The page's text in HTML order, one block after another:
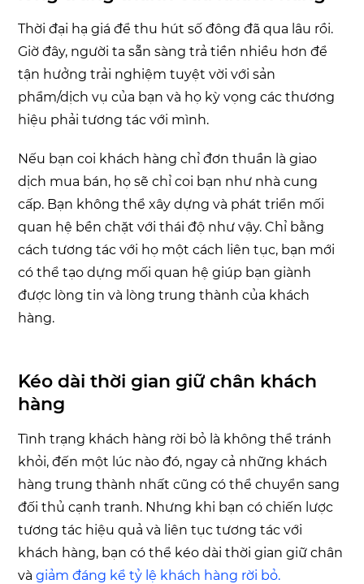
Thời đại hạ giá để thu hút số đông đã qua lâu rồi.
Giờ đây, người ta sẵn sàng trả tiền nhiều hơn để
tận hưởng trải nghiệm tuyệt vời với sản
phẩm/dịch vụ của bạn và họ kỳ vọng các thương
hiệu phải tương tác với mình.
Nếu bạn coi khách hàng chỉ đơn thuần là giao
dịch mua bán, họ sẽ chỉ coi bạn như nhà cung
cấp. Bạn không thể xây dựng và phát triển mối
quan hệ bền chặt với thái độ như vậy. Chỉ bằng
cách tương tác với họ một cách liên tục, bạn mới
có thể tạo dựng mối quan hệ giúp bạn giành
được lòng tin và lòng trung thành của khách
hàng.
Kéo dài thời gian giữ chân khách
hàng
Tình trạng khách hàng rời bỏ là không thể tránh
khỏi, đến một lúc nào đó, ngay cả những khách
hàng trung thành nhất cũng có thể chuyển sang
đối thủ cạnh tranh. Nhưng khi bạn có chiến lược
tương tác hiệu quả và liên tục tương tác với
khách hàng, bạn có thể kéo dài thời gian giữ chân
vàgiảm đáng kể tỷ lệ khách hàng rời bỏ.